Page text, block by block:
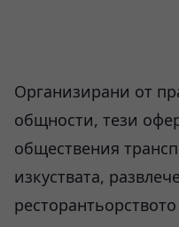
Организирани от
общности, тези
обществения
изкуствата,